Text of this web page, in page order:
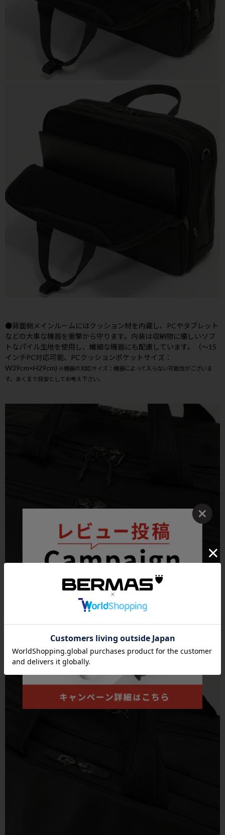
●背面側メインルームにはクッション材を内蔵し、PCやタブレット
などの大事な機器を衝撃から守ります。内装は収納物に優しいソフ
トなパイル生地を使用し、繊細な機器にも配慮しています。（～15
インチPC対応可能、PCクッションポケットサイズ：
W39cm×H29cm) ※機器の対応サイズ：機器によって入らない可能性がございま
す。あくまで目安としてお考え下さい。
●前ポケットと前面側メインルームのファスナーの引手には握りや
すく持ちやすいジッパープルを付属、操作しやすくスムーズな開閉
を実現。